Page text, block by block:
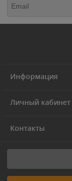
Информация
Личный кабинет
Контакты